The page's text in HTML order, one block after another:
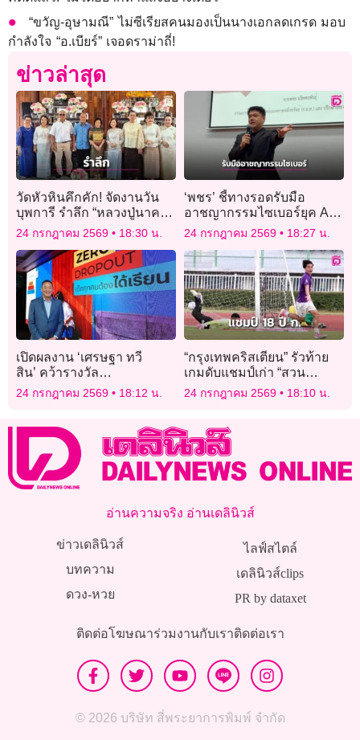
“ขวัญ-อุษามณี” ไม่ซีเรียสคนมองเป็นนางเอกลดเกรด มอบ
กำลังใจ “อ.เบียร์” เจอดราม่าถี่!
ข่าวล่าสุด
วัดหัวหินคึกคัก! จัดงานวัน
บุพการี รำลึก “หลวงปู่นาค”
เกจิดังครบรอบ 92 ปี
24 กรกฎาคม 2569 18:30 น.
‘พชร’ ชี้ทางรอดรับมือ
อาชญากรรมไซเบอร์ยุค AI
ถอดบทเรียนปราบคอล
เซ็นเตอร์
24 กรกฎาคม 2569 18:27 น.
เปิดผลงาน ‘เศรษฐา ทวี
สิน’ คว้ารางวัล
เกียรติยศ Thailand Zero
Dropout
24 กรกฎาคม 2569 18:12 น.
“กรุงเทพคริสเตียน” รัวท้าย
เกมดับแชมป์เก่า “สวน
กุหลาบ” 2-0 ฟาดแชมป์ลูก
หนัง “กรมพลศึกษา เดลินิวส์
24 กรกฎาคม 2569 18:10 น.
อ่านความจริง อ่านเดลินิวส์
ข่าวเดลินิวส์
บทความ
ดวง-หวย
ไลฟ์สไตล์
เดลินิวส์clips
PR by dataxet
ติดต่อโฆษณาร่วมงานกับเราติดต่อเรา
© 2026 บริษัท สี่พระยาการพิมพ์ จำกัด